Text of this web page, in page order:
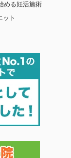
める妊活施術
ット